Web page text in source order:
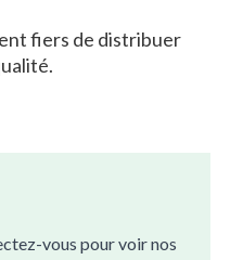
fiers de distribuer
vous pour voir nos